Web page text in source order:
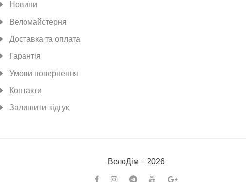
Новини
Веломайстерня
Доставка та оплата
Гарантія
Умови повернення
Контакти
Залишити відгук
ВелоДiм – 2026